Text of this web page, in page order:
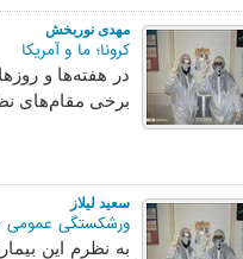
مهدی نوربخش
کرونا؛ ما و آمریکا
در هفته‌ها و
برخی مقام‌های
سعید لیلاز
ورشکستگی عمومی در پیش است/احتمال
به نظرم این